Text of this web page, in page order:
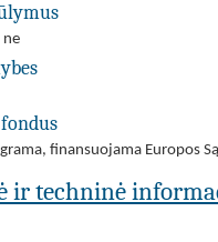
ne
finansuojama Europos
ir techninė